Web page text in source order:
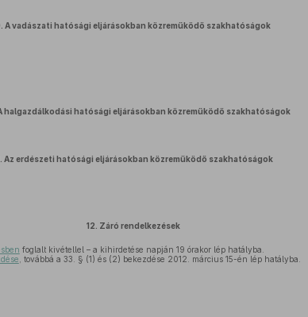
A vadászati hatósági eljárásokban közreműködő szakhatóságok
halgazdálkodási hatósági eljárásokban közreműködő szakhatóságok
Az erdészeti hatósági eljárásokban közreműködő szakhatóságok
12. Záró rendelkezések
foglalt kivétellel – a kihirdetése napján 19 órakor lép hatályba.
, továbbá a 33. § (1) és (2) bekezdése 2012. március 15-én lép hatályba.